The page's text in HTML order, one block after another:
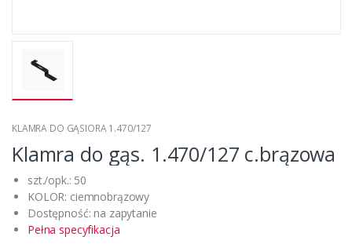
KLAMRA DO GĄSIORA 1.470/127
Klamra do gąs. 1.470/127 c.brązowa
szt./opk.: 50
KOLOR: ciemnobrązowy
Dostępność: na zapytanie
Pełna specyfikacja